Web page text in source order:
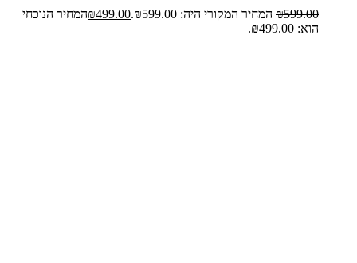
₪599.00 המחיר המקורי היה: ₪599.00. ₪499.00
המחיר הנוכחי
הוא: ₪499.00.